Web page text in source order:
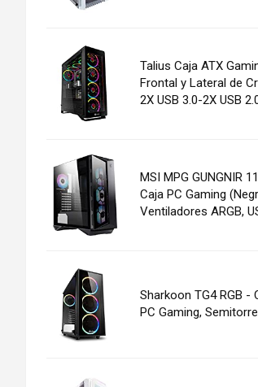
Talius Caja ATX
Frontal y Lateral de
2X USB 3.0-2X USB
MSI MPG GUNGNIR
Caja PC Gaming
Ventiladores ARGB,
Sharkoon TG4 RGB -
PC Gaming,